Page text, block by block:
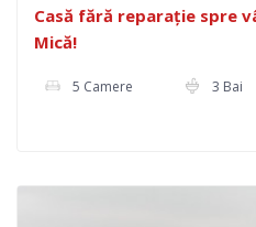
Casă fără reparație spre
Mică!
5 Camere 3 Bai